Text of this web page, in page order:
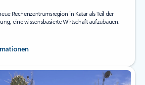
Rechenzentrumsregion in Katar als Teil der
eine wissensbasierte Wirtschaft aufzubauen.